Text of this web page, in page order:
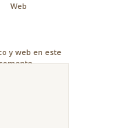
Web
y web en este